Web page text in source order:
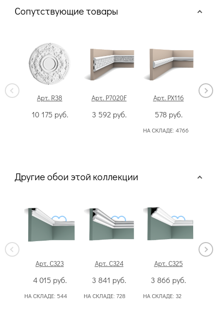
Сопутствующие товары
Арт. R38
10 175 руб.
Арт. P7020F
3 592 руб.
Арт. PX116
578 руб.
НА СКЛАДЕ: 4766
Другие обои этой коллекции
Арт. C323
4 015 руб.
НА СКЛАДЕ: 544
Арт. C324
3 841 руб.
НА СКЛАДЕ: 728
Арт. C325
3 866 руб.
НА СКЛАДЕ: 32